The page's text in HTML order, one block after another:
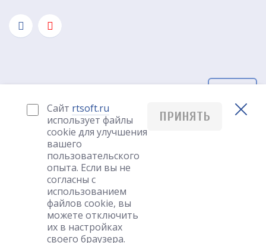
Сайт rtsoft.ru
использует файлы
cookie для улучшения
вашего
пользовательского
опыта. Если вы не
согласны с
использованием
файлов cookie, вы
можете отключить
их в настройках
своего браузера.
ПРИНЯТЬ